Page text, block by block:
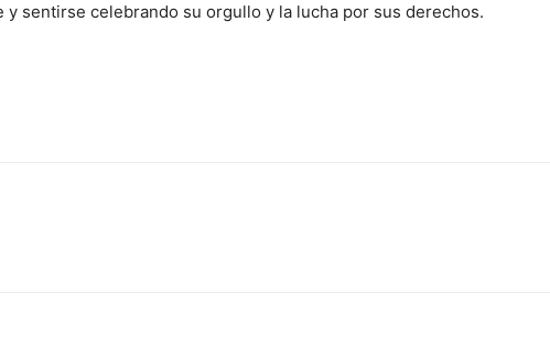
sentirse celebrando su orgullo y la lucha por sus derechos.